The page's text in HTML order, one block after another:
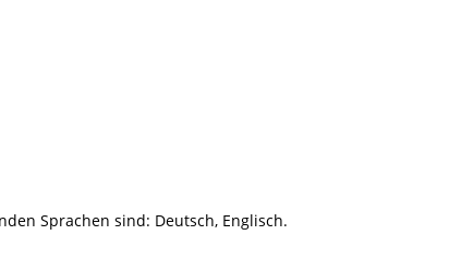
Sprachen sind: Deutsch, Englisch.